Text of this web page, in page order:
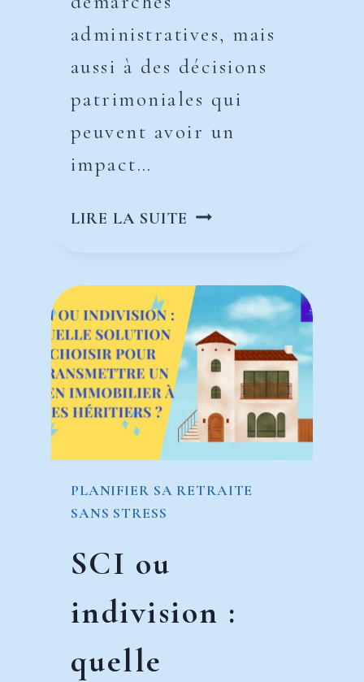
administratives, mais
aussi à des décisions
patrimoniales qui
peuvent avoir un
impact…
LIRE LA SUITE SUCCESSION
PROTÉGER
SON
CONJOINT
ET
SÉCURISER
SON
AVENIR
?
PLANIFIER SA RETRAITE
SANS STRESS
SCI ou
indivision :
quelle